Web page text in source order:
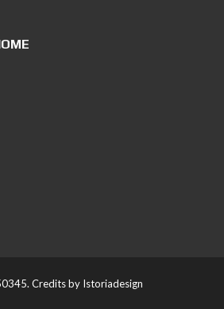
Credits by Istoriadesign